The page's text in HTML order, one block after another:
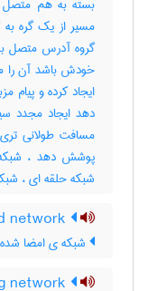
مسیر از یک گره
گروه آدرس متصل
خودش باشد آن را
ایجاد کرده و پیام
دهد ایجاد مجدد
مسافت طولانی
پوشش دهد ،
شبکه حلقه ای ،
شبکه ی امضا شده